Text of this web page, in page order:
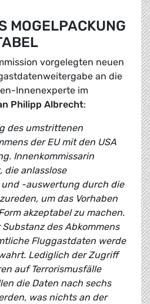
MOGELPACKUNG
vorgelegten neuen
an die
Innenexperte im
Philipp Albrecht:
des umstrittenen
der EU mit den USA
Innenkommissarin
die anlasslose
-auswertung durch die
um das Vorhaben
akzeptabel zu machen.
des Abkommens
Fluggastdaten werde
Lediglich der Zugriff
auf Terrorismusfälle
die Daten nach sechs
was nichts an der